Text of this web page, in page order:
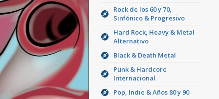
Rock de los 60 y 70,
Sinfónico & Progresivo
Hard Rock, Heavy & Metal
Alternativo
Black & Death Metal
Punk & Hardcore
Internacional
Pop, Indie & Años 80 y 90